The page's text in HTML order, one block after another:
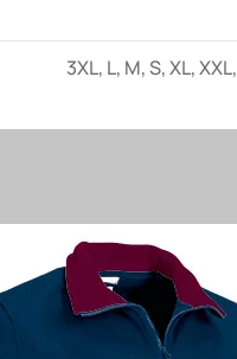
3XL, L, M,S,XL,XXL,